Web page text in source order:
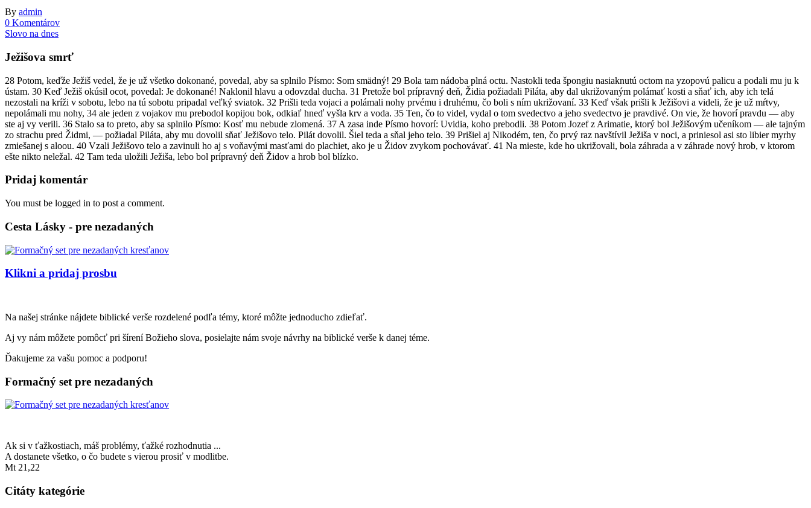
By admin
0 Komentárov
Slovo na dnes
Ježišova smrť
28 Potom, keďže Ježiš vedel, že je už všetko dokonané, povedal, aby sa splnilo Písmo: Som smädný! 29 Bola tam nádoba plná octu. Nastokli teda špongiu nasiaknutú octom na yzopovú palicu a podali mu ju k
ústam. 30 Keď Ježiš okúsil ocot, povedal: Je dokonané! Naklonil hlavu a odovzdal ducha. 31 Pretože bol prípravný deň, Židia požiadali Piláta, aby dal ukrižovaným polámať kosti a sňať ich, aby ich telá
nezostali na kríži v sobotu, lebo na tú sobotu pripadal veľký sviatok. 32 Prišli teda vojaci a polámali nohy prvému i druhému, čo boli s ním ukrižovaní. 33 Keď však prišli k Ježišovi a videli, že je už mŕtvy,
nepolámali mu nohy, 34 ale jeden z vojakov mu prebodol kopijou bok, odkiaľ hneď vyšla krv a voda. 35 Ten, čo to videl, vydal o tom svedectvo a jeho svedectvo je pravdivé. On vie, že hovorí pravdu — aby
ste aj vy verili. 36 Stalo sa to preto, aby sa splnilo Písmo: Kosť mu nebude zlomená. 37 A zasa inde Písmo hovorí: Uvidia, koho prebodli. 38 Potom Jozef z Arimatie, ktorý bol Ježišovým učeníkom — ale tajným
zo strachu pred Židmi, — požiadal Piláta, aby mu dovolil sňať Ježišovo telo. Pilát dovolil. Šiel teda a sňal jeho telo. 39 Prišiel aj Nikodém, ten, čo prvý raz navštívil Ježiša v noci, a priniesol asi sto libier myrhy
zmiešanej s aloou. 40 Vzali Ježišovo telo a zavinuli ho aj s voňavými masťami do plachiet, ako je u Židov zvykom pochovávať. 41 Na mieste, kde ho ukrižovali, bola záhrada a v záhrade nový hrob, v ktorom
ešte nikto neležal. 42 Tam teda uložili Ježiša, lebo bol prípravný deň Židov a hrob bol blízko.
Pridaj komentár
You must be logged in to post a comment.
Cesta Lásky - pre nezadaných
Klikni a pridaj prosbu
Na našej stránke nájdete biblické verše rozdelené podľa témy, ktoré môžte jednoducho zdieľať.
Aj vy nám môžete pomôcť pri šírení Božieho slova, posielajte nám svoje návrhy na biblické verše k danej téme.
Ďakujeme za vašu pomoc a podporu!
Formačný set pre nezadaných
Ak si v ťažkostiach, máš problémy, ťažké rozhodnutia ...
A dostanete všetko, o čo budete s vierou prosiť v modlitbe.
Mt 21,22
Citáty kategórie